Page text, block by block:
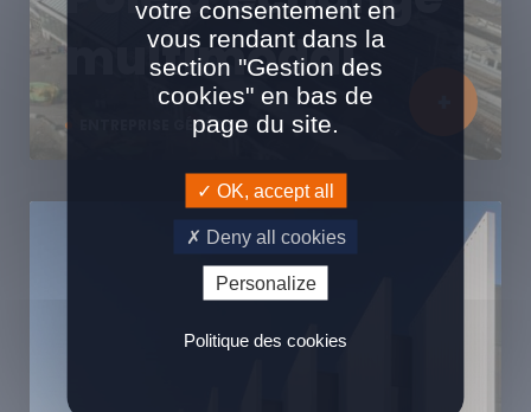
ENTREPRISE GÉNÉRALE
multimodal
votre consentement en
vous rendant dans la
section "Gestion des
cookies" en bas de
page du site.
OK, accept all
Deny all cookies
Personalize
Politique des cookies